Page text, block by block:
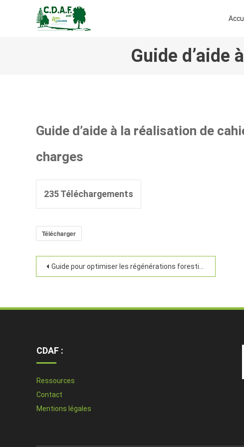
CENTRE DE
Guide d’aide
Guide d’aide à la réalisation de
charges
235Téléchargements
Télécharger
Guide pour optimiser les régénérations forestières
CDAF :
Ressources
Contact
Mentions légales